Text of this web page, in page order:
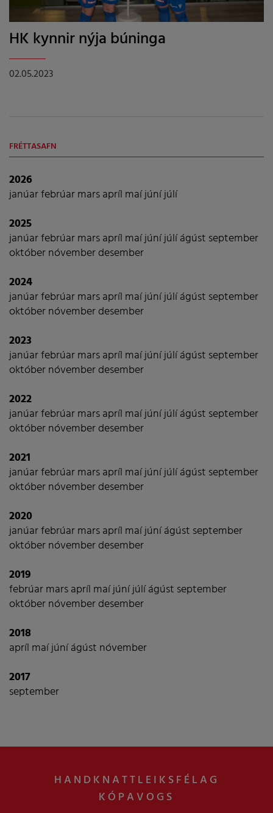
HK kynnir nýja búninga
02.05.2023
FRÉTTASAFN
2026
janúarfebrúarmarsapríl maíjúníjúlí
2025
janúarfebrúarmarsapríl maíjúníjúlíágúst september
októbernóvemberdesember
2024
janúarfebrúarmarsapríl maíjúníjúlíágúst september
októbernóvemberdesember
2023
janúarfebrúarmarsapríl maíjúníjúlíágúst september
októbernóvemberdesember
2022
janúarfebrúarmarsapríl maíjúníjúlíágúst september
októbernóvemberdesember
2021
janúarfebrúarmarsapríl maíjúníjúlíágúst september
októbernóvemberdesember
2020
janúarfebrúarmarsapríl maíjúníágúst september
októbernóvemberdesember
2019
febrúarmarsapríl maíjúníjúlíágúst september
októbernóvemberdesember
2018
apríl maíjúníágúst nóvember
2017
september
HANDKNATTLEIKSFÉLAG
KÓPAVOGS